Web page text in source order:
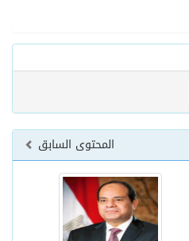
المحتوى السابق